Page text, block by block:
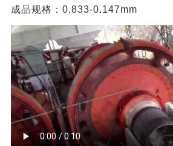
成品规格：0.833-0.147mm